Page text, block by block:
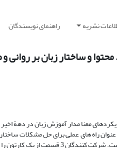
نشریه راهنمای نویسندگان
و ساختار زبان بر
معنا مدار آموزش زبان در دهة